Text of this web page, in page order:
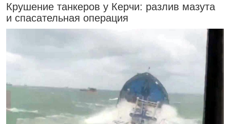
Крушение танкеров у Керчи: разлив мазута
и спасательная операция